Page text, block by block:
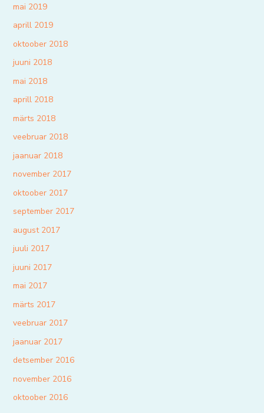
mai 2019
aprill 2019
oktoober 2018
juuni 2018
mai 2018
aprill 2018
märts 2018
veebruar 2018
jaanuar 2018
november 2017
oktoober 2017
september 2017
august 2017
juuli 2017
juuni 2017
mai 2017
märts 2017
veebruar 2017
jaanuar 2017
detsember 2016
november 2016
oktoober 2016